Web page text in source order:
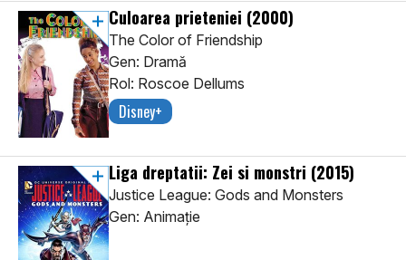
Culoarea prieteniei (2000)
The Color of Friendship
Gen: Dramă
Rol: Roscoe Dellums
Disney+
Liga dreptatii: Zei si monstri (2015)
Justice League: Gods and Monsters
Gen: Animaţie